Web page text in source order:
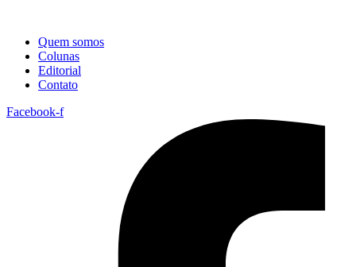
Quem somos
Colunas
Editorial
Contato
Facebook-f